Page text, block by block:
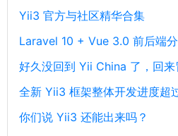
Yii3 官方与社区精华合集
Laravel 10 + Vue 3.0 前后端
好久没回到 Yii China 了，回来
全新 Yii3 框架整体开发进度超
你们说 Yii3 还能出来吗？